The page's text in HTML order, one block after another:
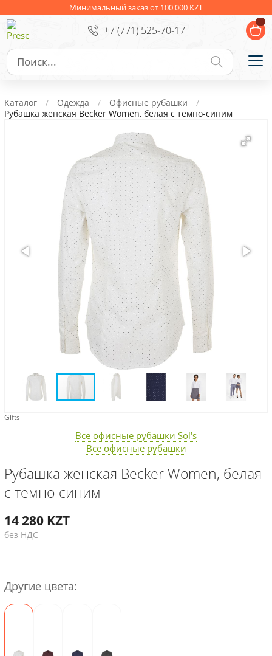
Минимальный заказ от 100 000 KZT
+7 (771) 525-70-17
-
Ежедневники Новогодние подарки
Сувениры к праздникам Упаковка
Личные аксессуары
Деловые подарки
Съедобные подарки с логотипом
Каталог Одежда
Офисные рубашки
Рубашка женская Becker Women, белая с темно-синим
Gifts
Все офисные рубашки Sol's
Все офисные рубашки
Рубашка женская Becker Women, белая
с темно-синим
14 280 KZT
без НДС
Другие цвета: